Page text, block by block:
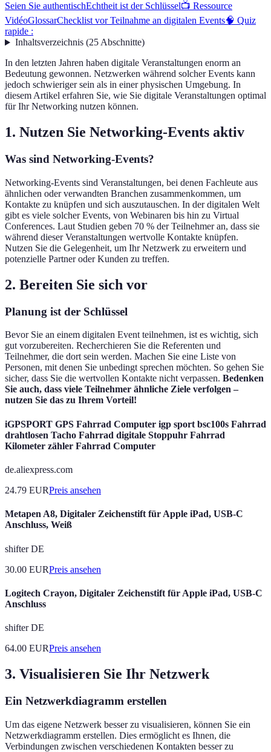
Seien Sie authentischEchtheit ist der Schlüssel📺 Ressource
VidéoGlossarChecklist vor Teilnahme an digitalen Events🧠 Quiz
rapide :
Inhaltsverzeichnis(25Abschnitte)
In den letzten Jahren haben digitale Veranstaltungen enorm an
Bedeutung gewonnen. Netzwerken während solcher Events kann
jedoch schwieriger sein als in einer physischen Umgebung. In
diesem Artikel erfahren Sie, wie Sie digitale Veranstaltungen optimal
für Ihr Networking nutzen können.
1. Nutzen Sie Networking-Events aktiv
Was sind Networking-Events?
Networking-Events sind Veranstaltungen, bei denen Fachleute aus
ähnlichen oder verwandten Branchen zusammenkommen, um
Kontakte zu knüpfen und sich auszutauschen. In der digitalen Welt
gibt es viele solcher Events, von Webinaren bis hin zu Virtual
Conferences. Laut Studien geben 70 % der Teilnehmer an, dass sie
während dieser Veranstaltungen wertvolle Kontakte knüpfen.
Nutzen Sie die Gelegenheit, um Ihr Netzwerk zu erweitern und
potenzielle Partner oder Kunden zu treffen.
2. Bereiten Sie sich vor
Planung ist der Schlüssel
Bevor Sie an einem digitalen Event teilnehmen, ist es wichtig, sich
gut vorzubereiten. Recherchieren Sie die Referenten und
Teilnehmer, die dort sein werden. Machen Sie eine Liste von
Personen, mit denen Sie unbedingt sprechen möchten. So gehen Sie
sicher, dass Sie die wertvollen Kontakte nicht verpassen. Bedenken
Sie auch, dass viele Teilnehmer ähnliche Ziele verfolgen –
nutzen Sie das zu Ihrem Vorteil!
iGPSPORT GPS Fahrrad Computer igp sport bsc100s Fahrrad
drahtlosen Tacho Fahrrad digitale Stoppuhr Fahrrad
Kilometer zähler Fahrrad Computer
de.aliexpress.com
24.79 EURPreis ansehen
Metapen A8, Digitaler Zeichenstift für Apple iPad, USB-C
Anschluss, Weiß
shifter DE
30.00 EURPreis ansehen
Logitech Crayon, Digitaler Zeichenstift für Apple iPad, USB-C
Anschluss
shifter DE
64.00 EURPreis ansehen
3. Visualisieren Sie Ihr Netzwerk
Ein Netzwerkdiagramm erstellen
Um das eigene Netzwerk besser zu visualisieren, können Sie ein
Netzwerkdiagramm erstellen. Dies ermöglicht es Ihnen, die
Verbindungen zwischen verschiedenen Kontakten besser zu